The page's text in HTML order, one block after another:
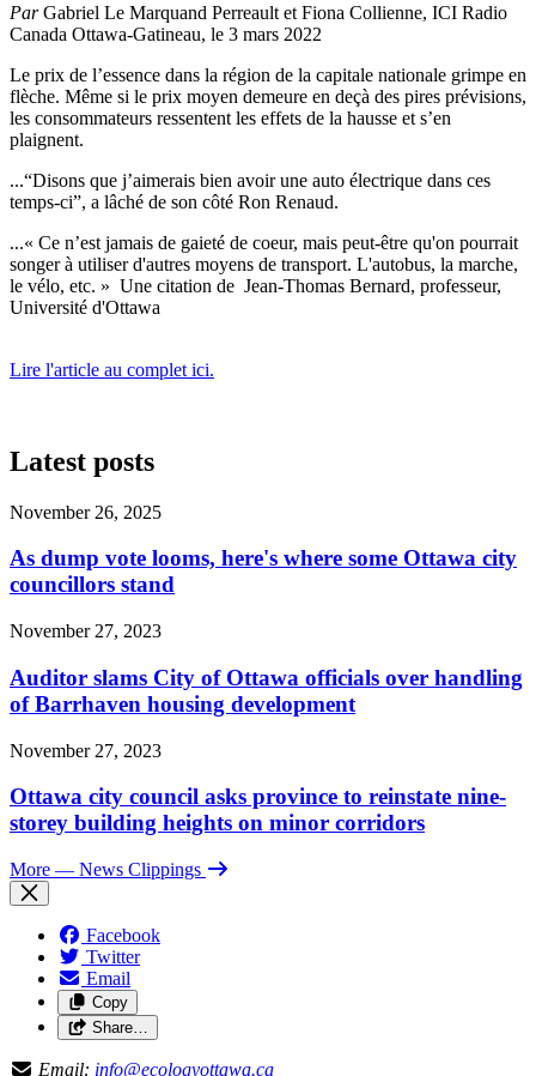
ParGabriel Le Marquand Perreault et Fiona Collienne, ICI Radio
Canada Ottawa-Gatineau, le 3 mars 2022
Le prix de l’essence dans la région de la capitale nationale grimpe en
flèche. Même si le prix moyen demeure en deçà des pires prévisions,
les consommateurs ressentent les effets de la hausse et s’en
plaignent.
... Disons que j’aimerais bien avoir une auto électrique dans ces
temps-ci , a lâché de son côté Ron Renaud.
...« Ce n’est jamais de gaieté de coeur, mais peut-être qu'on pourrait
songer à utiliser d'autres moyens de transport. L'autobus, la marche,
le vélo, etc. » Une citation de Jean-Thomas Bernard, professeur,
Université d'Ottawa
Lire l'article au complet ici.
Latest posts
November 26, 2025
As dump vote looms, here's where some Ottawa city
councillors stand
November 27, 2023
Auditor slams City of Ottawa officials over handling
of Barrhaven housing development
November 27, 2023
Ottawa city council asks province to reinstate nine-
storey building heights on minor corridors
More — News Clippings
Facebook
Twitter
Email
Copy
Share…
Email: info@ecologyottawa.ca